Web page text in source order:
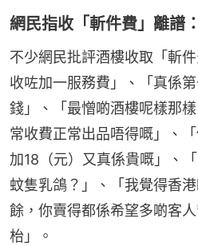
網民指收「斬件費」離譜
不少網民批評酒樓收取「斬
收咗加一服務費」、「真係
錢」、「最憎啲酒樓呢樣那
常收費正常出品唔得嘅」、
加18（元）又真係貴嘅」、
蚊隻乳鴿？」、「我覺得香
餘，你賣得都係希望多啲客
枱」。